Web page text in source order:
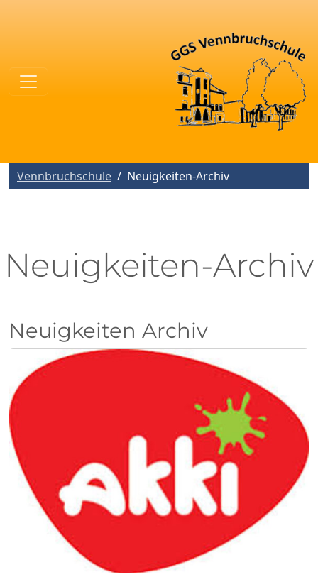
Vennbruchschule Neuigkeiten-Archiv
Neuigkeiten-Archiv
Neuigkeiten Archiv